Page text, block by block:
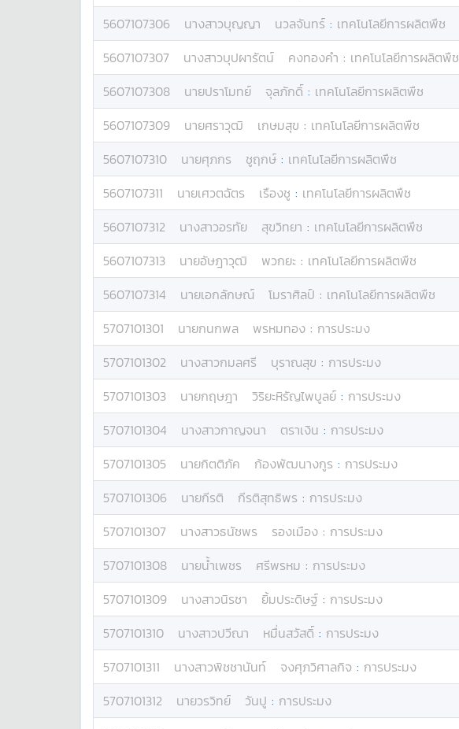
5607107306
นางสาวบุญญา นวลจันทร์ : เทคโนโลยีการผลิตพืช
5607107307
นางสาวบุปผารัตน์ คงทองคำ : เทคโนโลยีการผลิตพืช
5607107308
นายปราโมทย์ จุลภักดิ์ : เทคโนโลยีการผลิตพืช
5607107309
นายศราวุฒิ เกษมสุข : เทคโนโลยีการผลิตพืช
5607107310
นายศุภกร ชูฤกษ์ : เทคโนโลยีการผลิตพืช
5607107311
นายเศวตฉัตร เรืองชู : เทคโนโลยีการผลิตพืช
5607107312
นางสาวอรทัย สุขวิทยา : เทคโนโลยีการผลิตพืช
5607107313
นายอัษฎาวุฒิ พวกยะ : เทคโนโลยีการผลิตพืช
5607107314
นายเอกลักษณ์ โมราศิลป์ : เทคโนโลยีการผลิตพืช
5707101301
นายกนกพล พรหมทอง : การประมง
5707101302
นางสาวกมลศรี บุราณสุข : การประมง
5707101303
นายกฤษฎา วิริยะหิรัญไพบูลย์ : การประมง
5707101304
นางสาวกาญจนา ตราเงิน : การประมง
5707101305
นายกิตติภัค ก้องพัฒนางกูร : การประมง
5707101306
นายกีรติ กีรติสุทธิพร : การประมง
5707101307
นางสาวธนัชพร รองเมือง : การประมง
5707101308
นายน้ำเพชร ศรีพรหม : การประมง
5707101309
นางสาวนิรชา ยิ้มประดิษฐ์ : การประมง
5707101310
นางสาวปวีณา หมื่นสวัสดิ์ : การประมง
5707101311
นางสาวพิชชานันท์ จงศุภวิศาลกิจ : การประมง
5707101312
นายวรวิทย์ วันปู : การประมง